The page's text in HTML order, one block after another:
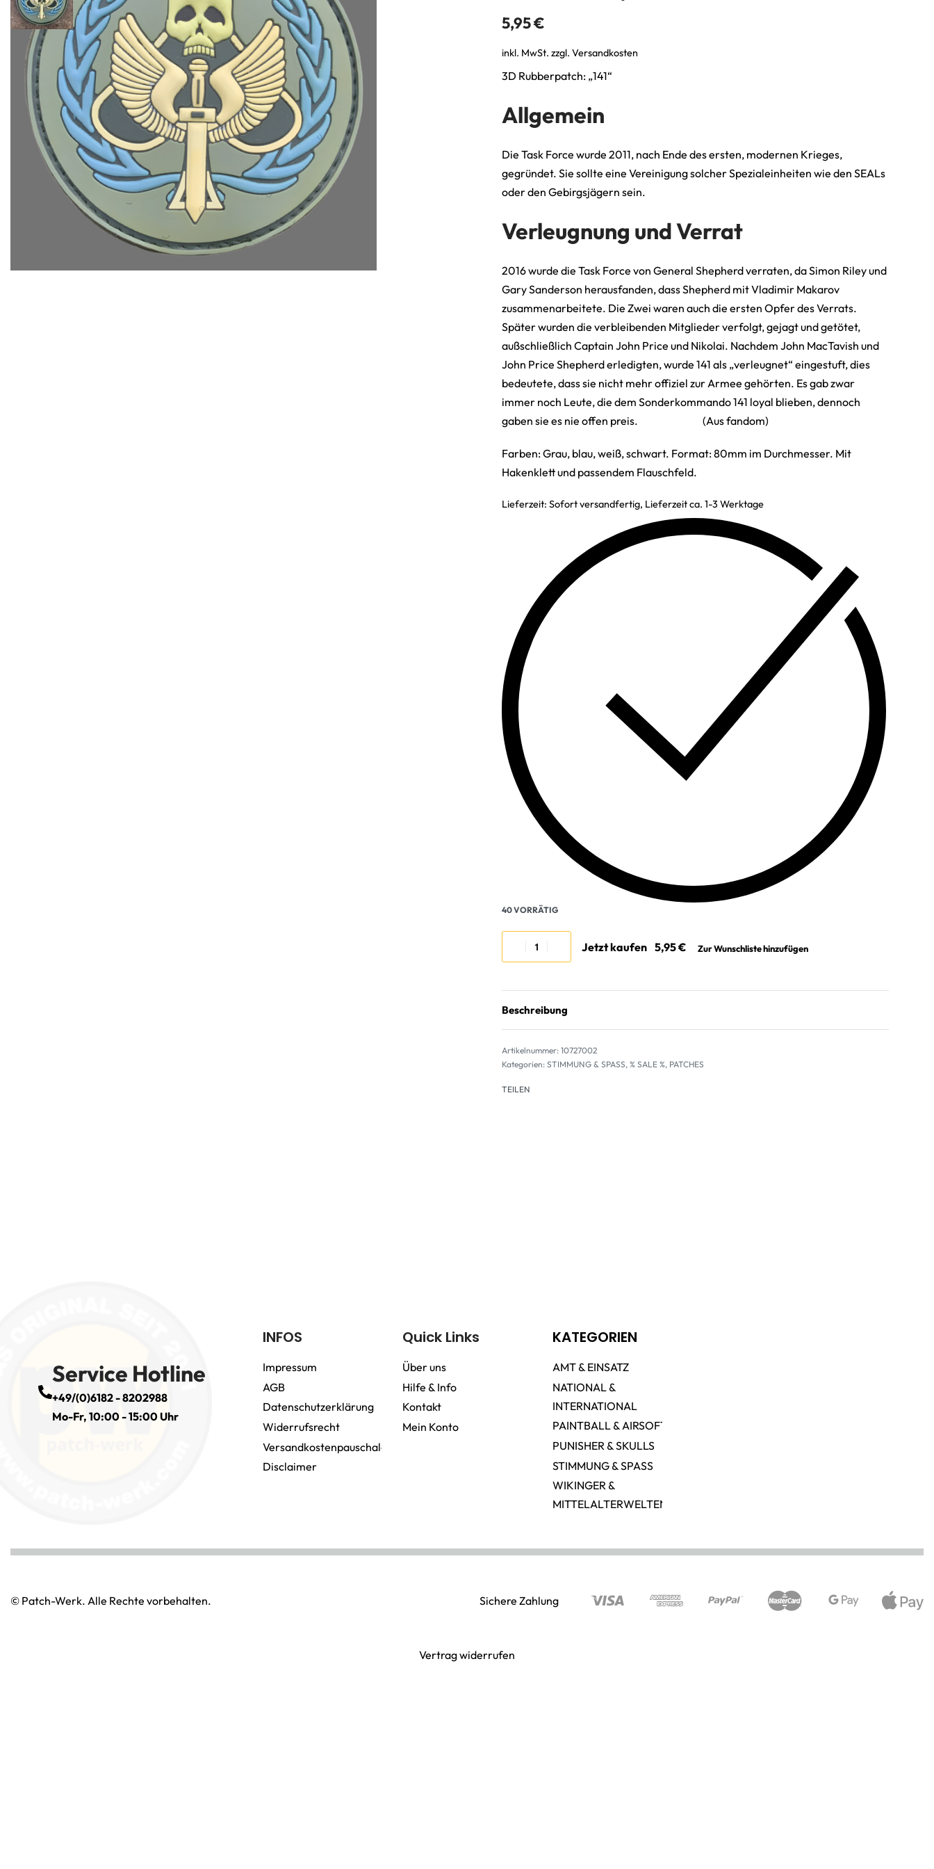
5,95€
inkl. MwSt. zzgl. Versandkosten
3D Rubberpatch: „141“
Allgemein
Die Task Force wurde 2011, nach Ende des ersten, modernen Krieges,
gegründet. Sie sollte eine Vereinigung solcher Spezialeinheiten wie den SEALs
oder den Gebirgsjägern sein.
Verleugnung und Verrat
2016 wurde die Task Force von General Shepherd verraten, da Simon Riley und
Gary Sanderson herausfanden, dass Shepherd mit Vladimir Makarov
zusammenarbeitete. Die Zwei waren auch die ersten Opfer des Verrats.
Später wurden die verbleibenden Mitglieder verfolgt, gejagt und getötet,
außschließlich Captain John Price und Nikolai. Nachdem John MacTavish und
John Price Shepherd erledigten, wurde 141 als „verleugnet“ eingestuft, dies
bedeutete, dass sie nicht mehr offiziel zur Armee gehörten. Es gab zwar
immer noch Leute, die dem Sonderkommando 141 loyal blieben, dennoch
gaben sie es nie offen preis. (Aus fandom)
Farben: Grau, blau, weiß, schwart. Format: 80mm im Durchmesser. Mit
Hakenklett und passendem Flauschfeld.
Lieferzeit: Sofort versandfertig, Lieferzeit ca. 1-3 Werktage
40 VORRÄTIG
Jetzt kaufen Zur Wunschliste hinzufügen
Beschreibung
10727002
Kategorien: STIMMUNG & SPASS, % SALE %, PATCHES
TEILEN
Service Hotline
+49/(0)6182 - 8202988
Mo-Fr, 10:00 - 15:00 Uhr
INFOS
Impressum
AGB
Datenschutzerklärung
Widerrufsrecht
Versandkostenpauschale
Disclaimer
Quick Links
Über uns
Hilfe & Info
Kontakt
Mein Konto
KATEGORIEN
AMT & EINSATZ
NATIONAL &
INTERNATIONAL
PAINTBALL & AIRSOFT
PUNISHER & SKULLS
STIMMUNG & SPASS
WIKINGER &
MITTELALTERWELTEN
© Patch-Werk. Alle Rechte vorbehalten. Sichere Zahlung
Vertrag widerrufen